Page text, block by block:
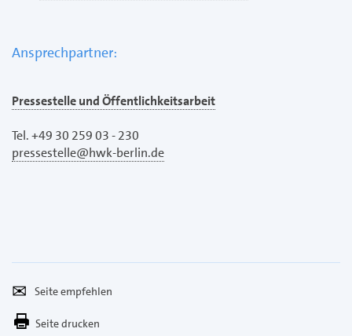
Ansprechpartner:
Pressestelle und Öffentlichkeitsarbeit
Tel. +49 30 259 03 - 230
pressestelle@hwk-berlin.de
empfehlen
Per
E-
Seite drucken